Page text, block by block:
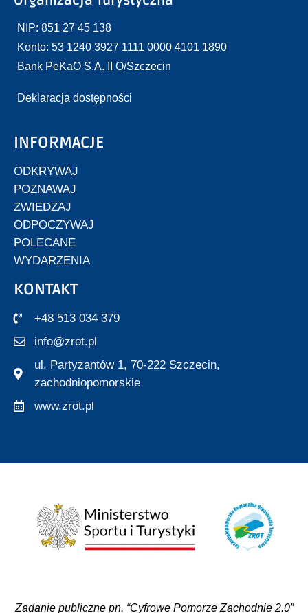
NIP: 851 27 45 138
Konto: 53 1240 3927 1111 0000 4101 1890
Bank PeKaO S.A. II O/Szczecin
Deklaracja dostępności
INFORMACJE
ODKRYWAJ
POZNAWAJ
ZWIEDZAJ
ODPOCZYWAJ
POLECANE
WYDARZENIA
KONTAKT
+48 513 034 379
info@zrot.pl
ul. Partyzantów 1, 70-222 Szczecin,
zachodniopomorskie
www.zrot.pl
Zadanie publiczne pn. “Cyfrowe Pomorze Zachodnie 2.0”